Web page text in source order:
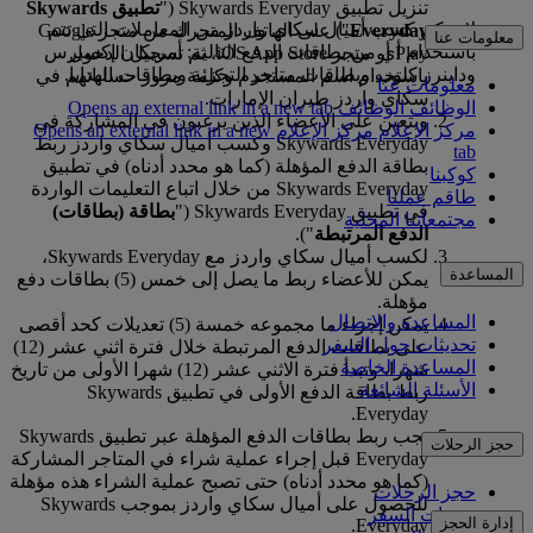
لا يمكن كسب أميال سكاي واردز من المعاملات التي تتم
باستخدام أي من بطاقات الدفع التالية: أمريكان إكسبرس
وداينرز كلوب وبطاقات متاجر التجزئة وبطاقات الهدايا.
تنزيل تطبيق Skywards Everyday ("
تطبيق Skywards
Everyday
") على الهاتف المتحرك من متجر Google
Play أو متجر iOS App Store، ثم تسجيل الدخول
باستخدام اسم المستخدم وكلمة مرور حساباتهم في
سكاي واردز طيران الإمارات.
ويتعين على الأعضاء الذين يرغبون في المشاركة في
Skywards Everyday وكسب أميال سكاي واردز ربط
بطاقة الدفع المؤهلة (كما هو محدد أدناه) في تطبيق
Skywards Everyday من خلال اتباع التعليمات الواردة
في تطبيق Skywards Everyday ("
بطاقة (بطاقات)
الدفع المرتبطة").
لكسب أميال سكاي واردز مع Skywards Everyday،
يمكن للأعضاء ربط ما يصل إلى خمس (5) بطاقات دفع
مؤهلة.
يمكن إجراء ما مجموعه خمسة (5) تعديلات كحد أقصى
على بطاقات الدفع المرتبطة خلال فترة اثني عشر (12)
شهرا، وتبدأ فترة الاثني عشر (12) شهرا الأولى من تاريخ
ربط بطاقة الدفع الأولى في تطبيق Skywards
Everyday.
يجب ربط بطاقات الدفع المؤهلة عبر تطبيق Skywards
Everyday قبل إجراء عملية شراء في المتاجر المشاركة
(كما هو محدد أدناه) حتى تصبح عملية الشراء هذه مؤهلة
للحصول على أميال سكاي واردز بموجب Skywards
Everyday.
معلومات عنا
معلومات عنا
الوظائفالوظائف Opens an external link in a new tab
مركز الإعلام
مركز الإعلام Opens an external link in a new
tab
كوكبنا
طاقم عملنا
مجتمعاتنا المحلية
المساعدة
المساعدة والاتصال
تحديثات حول السفر
المساعدة الخاصة
الأسئلة الشائعة
حجز الرحلات
حجز الرحلات
خدمات السفرإدارة الحجز